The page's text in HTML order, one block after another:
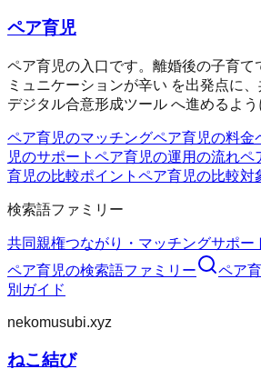
ペア育児
ペア育児の入口です。離婚後の子育て
ミュニケーションが辛い を出発点に
デジタル合意形成ツール へ進めるよ
ペア育児のマッチングペア育児の料金
児のサポート ペア育児の運用の流れペ
育児の比較ポイント ペア育児の比較対
検索語ファミリー
共同親権つながり・マッチングサポー
ペア育児の検索語ファミリー ペア
別ガイド
nekomusubi.xyz
ねこ結び